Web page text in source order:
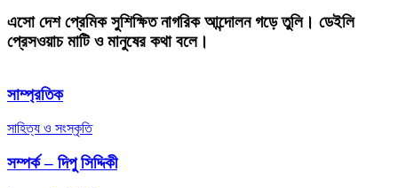
এসো দেশ প্রেমিক সুশিক্ষিত নাগরিক আন্দোলন গড়ে তুলি। ডেইলি
প্রেসওয়াচ মাটি ও মানুষের কথা বলে।
সাম্প্রতিক
সাহিত্য ও সংস্কৃতি
সম্পর্ক – দিপু সিদ্দিকী